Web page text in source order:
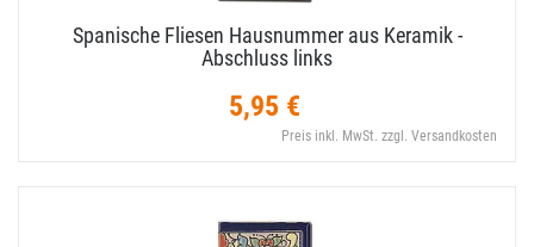
Spanische Fliesen Hausnummer aus Keramik -
Abschluss links
5,95 €
Preis inkl. MwSt. zzgl. Versandkosten